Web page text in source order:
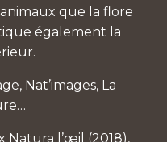
que la flore
également la
Nat’images, La
Natura l’œil (2018),